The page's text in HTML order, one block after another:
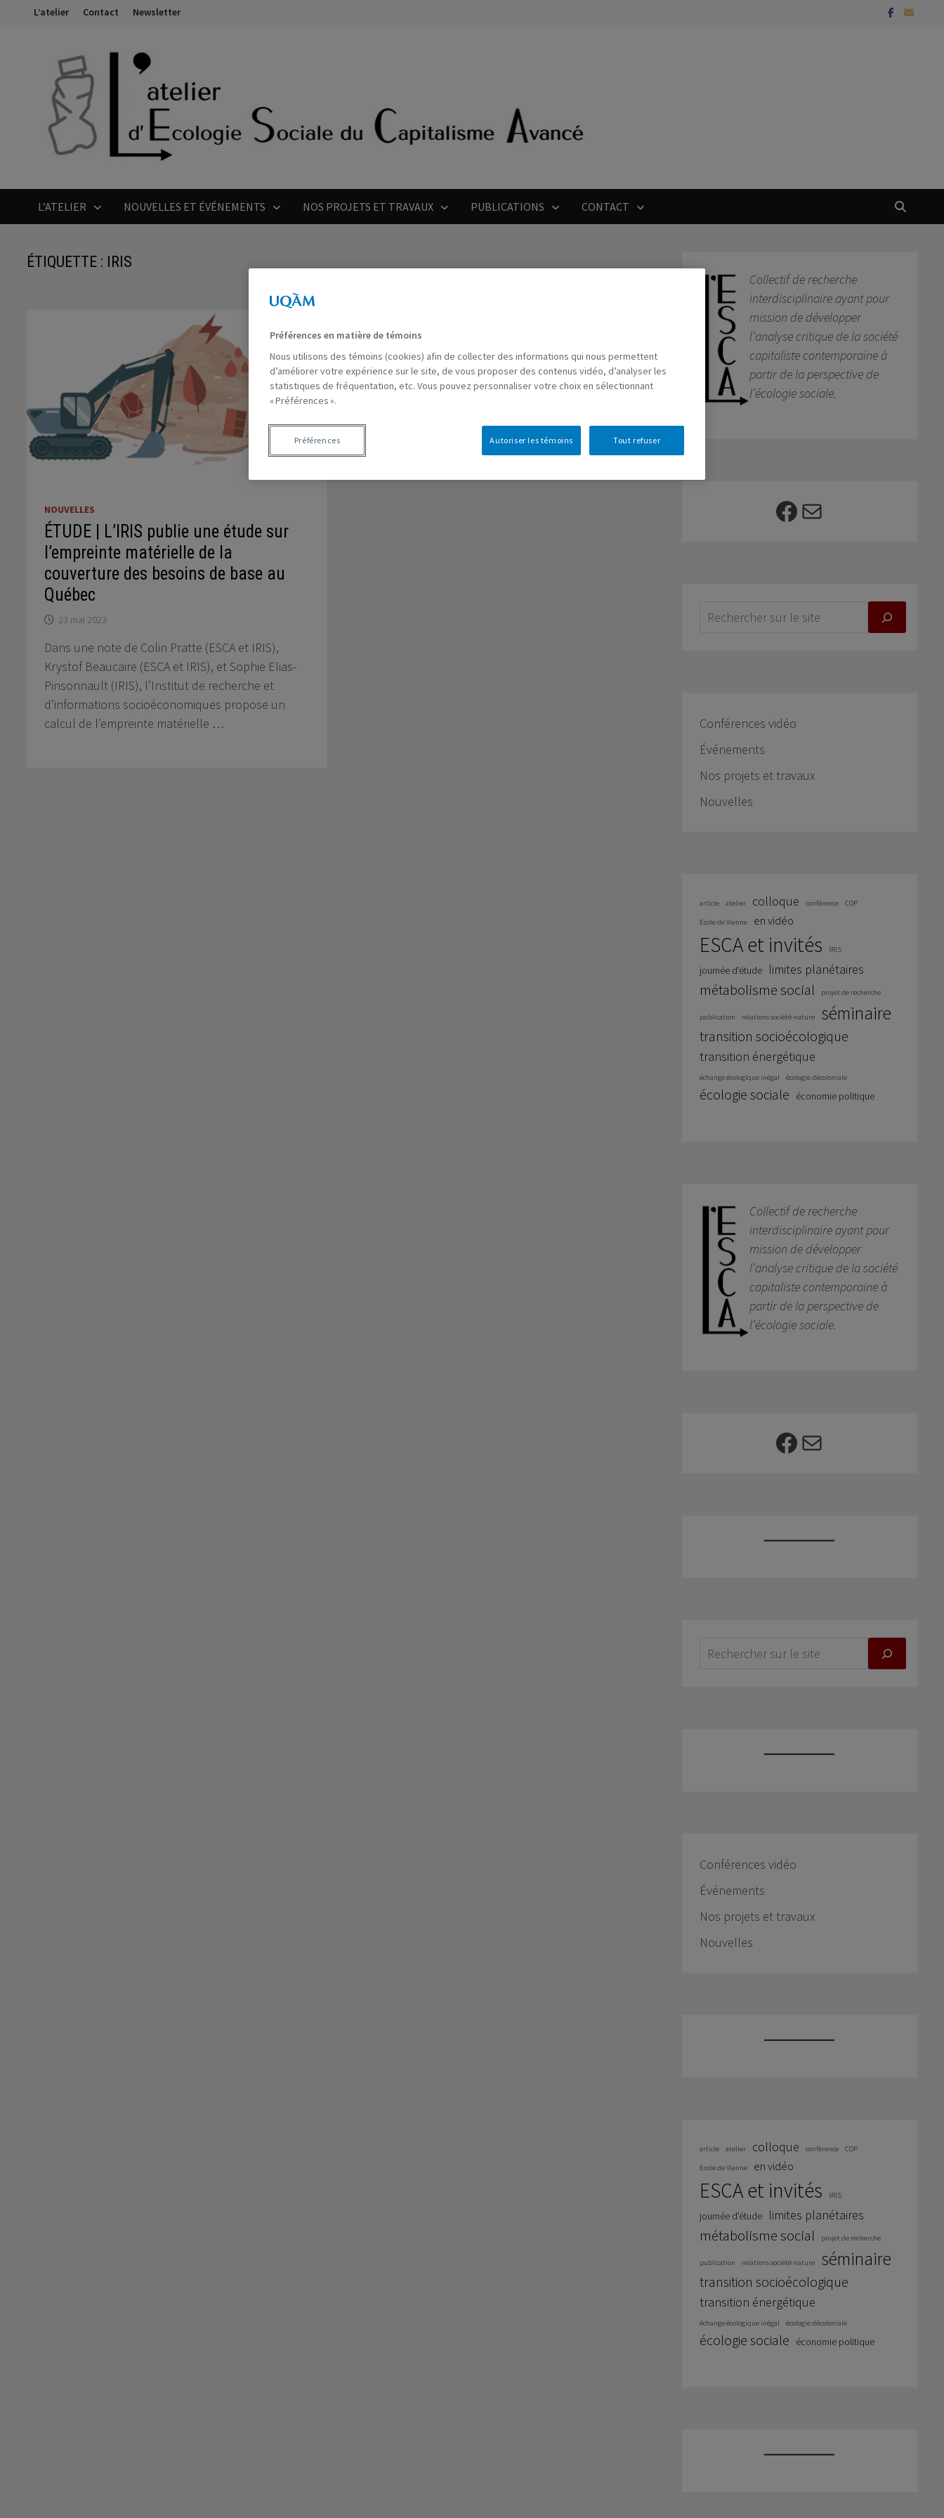
L’atelier Contact Newsletter
L’ATELIER NOUVELLES ET ÉVÉNEMENTS NOS PROJETS ET TRAVAUX PUBLICATIONS CONTACT
ÉTIQUETTE : IRIS
NOUVELLES
ÉTUDE | L’IRIS publie une étude sur
l’empreinte matérielle de la
couverture des besoins de base au
Québec
23 mai 2023
Dans une note de Colin Pratte (ESCA et IRIS),
Krystof Beaucaire (ESCA et IRIS), et Sophie Elias-
Pinsonnault (IRIS), l’Institut de recherche et
d’informations socioéconomiques propose un
calcul de l’empreinte matérielle …
Collectif de recherche
interdisciplinaire ayant pour
mission de développer
l’analyse critique de la société
capitaliste contemporaine à
partir de la perspective de
l’écologie sociale.
Facebook
E-mail
Conférences vidéo
Événements
Nos projets et travaux
Nouvelles
article atelier colloque conférence COP
Ecole de Vienne en vidéo
ESCA et invités IRIS
journée d'étude limites planétaires
métabolisme social projet de recherche
publication relations société-nature séminaire
transition socioécologique
transition énergétique
échange écologique inégal écologie décoloniale
écologie sociale économie politique
Collectif de recherche
interdisciplinaire ayant pour
mission de développer
l’analyse critique de la société
capitaliste contemporaine à
partir de la perspective de
l’écologie sociale.
Facebook
E-mail
Conférences vidéo
Événements
Nos projets et travaux
Nouvelles
article atelier colloque conférence COP
Ecole de Vienne en vidéo
ESCA et invités IRIS
journée d'étude limites planétaires
métabolisme social projet de recherche
publication relations société-nature séminaire
transition socioécologique
transition énergétique
échange écologique inégal écologie décoloniale
écologie sociale économie politique
Préférences en matière de témoins
Nous utilisons des témoins (cookies) afin de collecter des informations qui nous permettent
d’améliorer votre expérience sur le site, de vous proposer des contenus vidéo, d’analyser les
statistiques de fréquentation, etc. Vous pouvez personnaliser votre choix en sélectionnant
« Préférences ».
Tout refuser
Autoriser les témoins
Préférences